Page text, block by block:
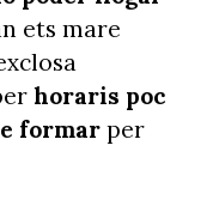
ets mare
horaris poc
formar per